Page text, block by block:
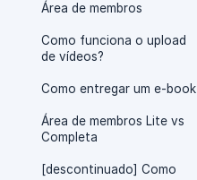
Área de membros
Como funciona o upload
de vídeos?
Como entregar um e-book
Área de membros Lite vs
Completa
[descontinuado] Como